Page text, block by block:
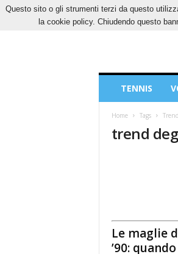
SABATO, 8 AGOSTO
Sport
TENNIS
Home Tags
trend
Le maglie
’90:
Questo sito o gli strumenti terzi da questo
la cookie policy. Chiudendo questo